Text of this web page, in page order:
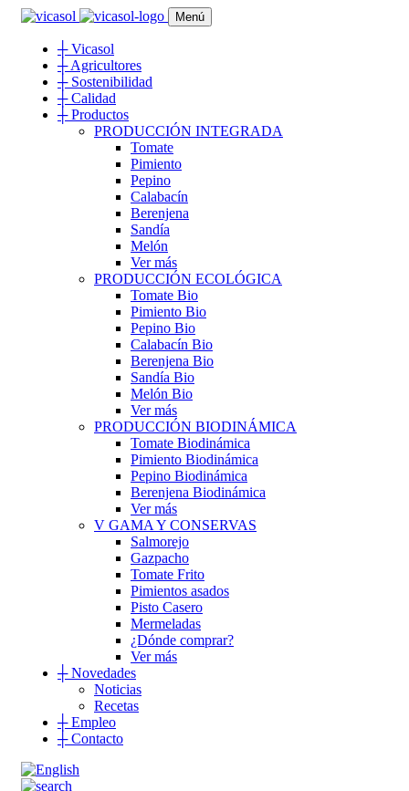
Menú
┼Vicasol
┼Agricultores
┼Sostenibilidad
┼Calidad
┼Productos
PRODUCCIÓN INTEGRADA
Tomate
Pimiento
Pepino
Calabacín
Berenjena
Sandía
Melón
Ver más
PRODUCCIÓN ECOLÓGICA
Tomate Bio
Pimiento Bio
Pepino Bio
Calabacín Bio
Berenjena Bio
Sandía Bio
Melón Bio
Ver más
PRODUCCIÓN BIODINÁMICA
Tomate Biodinámica
Pimiento Biodinámica
Pepino Biodinámica
Berenjena Biodinámica
Ver más
V GAMA Y CONSERVAS
Salmorejo
Gazpacho
Tomate Frito
Pimientos asados
Pisto Casero
Mermeladas
¿Dónde comprar?
Ver más
┼Novedades
Noticias
Recetas
┼Empleo
┼Contacto